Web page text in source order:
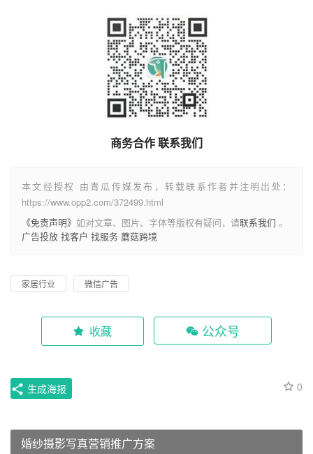
商务合作 联系我们
本文经授权 由青瓜传媒发布，转载联系作者并注明出处：
https://www.opp2.com/372499.html
《免责声明》 如对文章、图片、字体等版权有疑问，请联系我们 。
广告投放 找客户 找服务 蘑菇跨境
家居行业 微信广告
收藏 公众号
0
生成海报
婚纱摄影写真营销推广方案